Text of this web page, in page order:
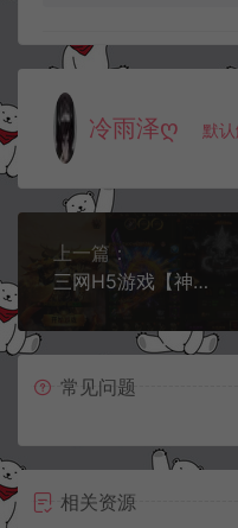
冷雨泽ღ 默
上一篇：
三网H5游戏【神武雷霆攻速9999转生版】9月最新整理Linux手工服务端+多区跨服+GM授权后台+详细搭建教程+视频教程
常见问题
相关资源